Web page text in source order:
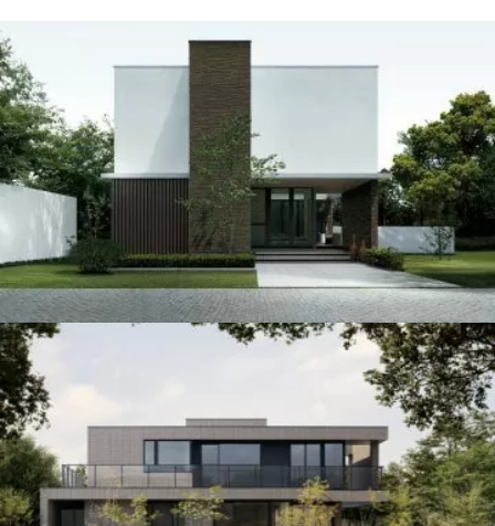
ハウスメーカー